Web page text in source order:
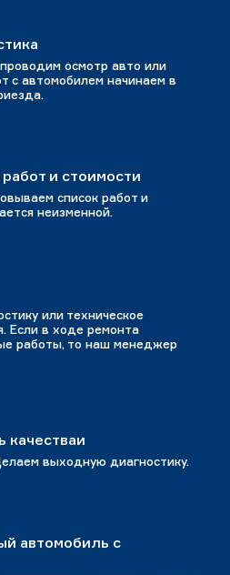
осмотр авто или
с автомобилем начинаем в
и стоимости
список работ и
неизменной.
или техническое
Если в ходе ремонта
работы, то наш менеджер
качестваи
выходную диагностику.
автомобиль с